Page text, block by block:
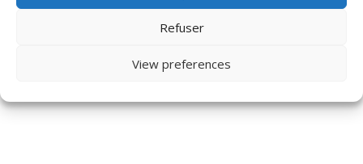
Refuser
View preferences
Nouvelle plateforme de prêt et convention